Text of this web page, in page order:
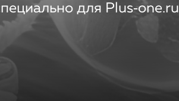
для Plus‑one.ru